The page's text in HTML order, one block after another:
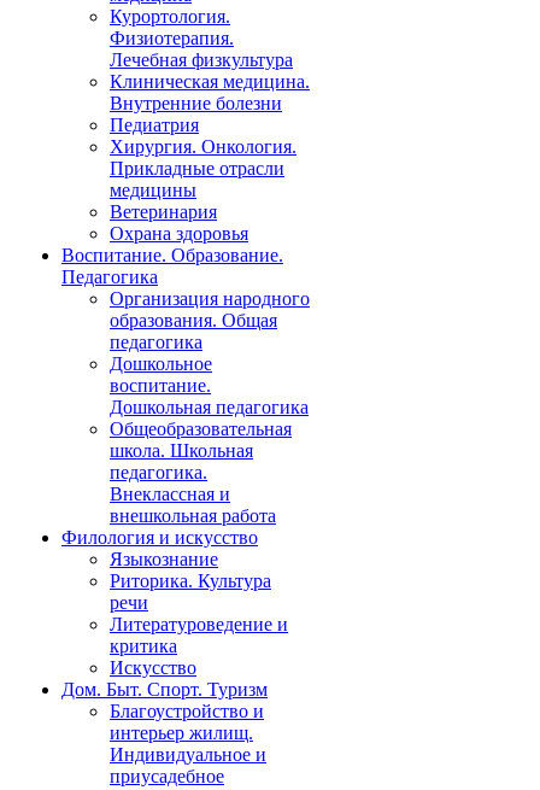
Курортология.
Физиотерапия.
Лечебная физкультура
Клиническая медицина.
Внутренние болезни
Педиатрия
Хирургия. Онкология.
Прикладные отрасли
медицины
Ветеринария
Охрана здоровья
Воспитание. Образование.
Педагогика
Организация народного
образования. Общая
педагогика
Дошкольное
воспитание.
Дошкольная педагогика
Общеобразовательная
школа. Школьная
педагогика.
Внеклассная и
внешкольная работа
Филология и искусство
Языкознание
Риторика. Культура
речи
Литературоведение и
критика
Искусство
Дом. Быт. Спорт. Туризм
Благоустройство и
интерьер жилищ.
Индивидуальное и
приусадебное